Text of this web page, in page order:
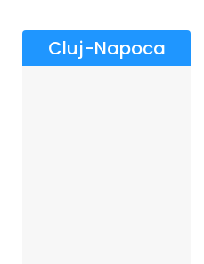
Cluj-Napoca